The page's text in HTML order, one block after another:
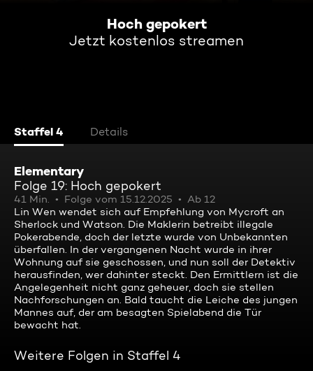
Hoch gepokert
Jetzt kostenlos streamen
Staffel 4 Details
Elementary
Folge 19: Hoch gepokert
41 Min. Folge vom 15.12.2025
Ab 12
Lin Wen wendet sich auf Empfehlung von Mycroft an
Sherlock und Watson. Die Maklerin betreibt illegale
Pokerabende, doch der letzte wurde von Unbekannten
überfallen. In der vergangenen Nacht wurde in ihrer
Wohnung auf sie geschossen, und nun soll der Detektiv
herausfinden, wer dahinter steckt. Den Ermittlern ist die
Angelegenheit nicht ganz geheuer, doch sie stellen
Nachforschungen an. Bald taucht die Leiche des jungen
Mannes auf, der am besagten Spielabend die Tür
bewacht hat.
Weitere Folgen in Staffel 4